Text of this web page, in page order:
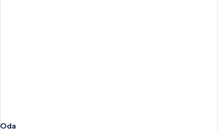
Oda